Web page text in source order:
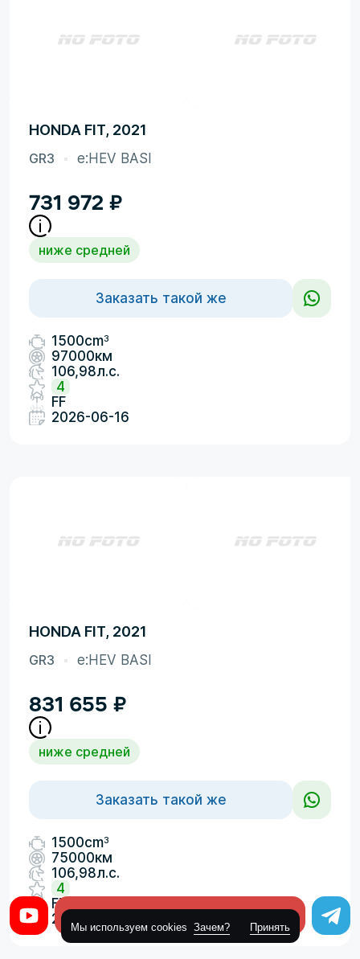
HONDA FIT, 2021
GR3 e:HEV BASI
731 972 ₽
ниже средней
Заказать такой же
1500cm3
97000км
106,98л.с.
4
FF
2026-06-16
HONDA FIT, 2021
GR3 e:HEV BASI
831 655 ₽
ниже средней
Заказать такой же
1500cm3
75000км
106,98л.с.
4
FF
2026-06-16
Мы используем cookies Зачем? Принять